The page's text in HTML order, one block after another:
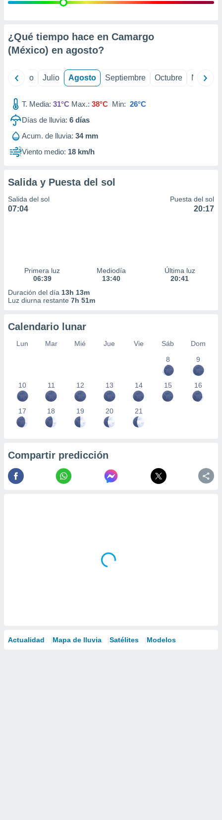
e
mediante
de
1199
¿Qué tiempo hace en Camargo
(México) en agosto?
Junio Julio Agosto Septiembre Octubre
T. Media: 31°C Max.: 38°C Min: 26°C
Días de lluvia: 6 días
Acum. de lluvia: 34 mm
Viento medio: 18 km/h
Salida y Puesta del sol
Salida del sol
07:04
Puesta del sol
20:17
Primera luz
06:39
Mediodía
13:40
Última luz
20:41
Duración del día 13h 13m
Luz diurna restante 7h 51m
Calendario lunar
Lun Mar Mié Jue Vie Sáb
Dom
8
9
10 11 12 13 14 15 16
17 18 19 20 21
Compartir predicción
Actualidad Mapa de lluvia Satélites Modelos